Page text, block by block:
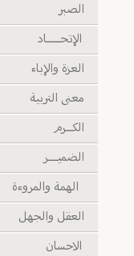
الصبر
الإتحــــــاد
العزة والإباء
معنى التربية
الكـــرم
الضميــــر
الهمة والمروءة
العقل والجهل
الاحسان